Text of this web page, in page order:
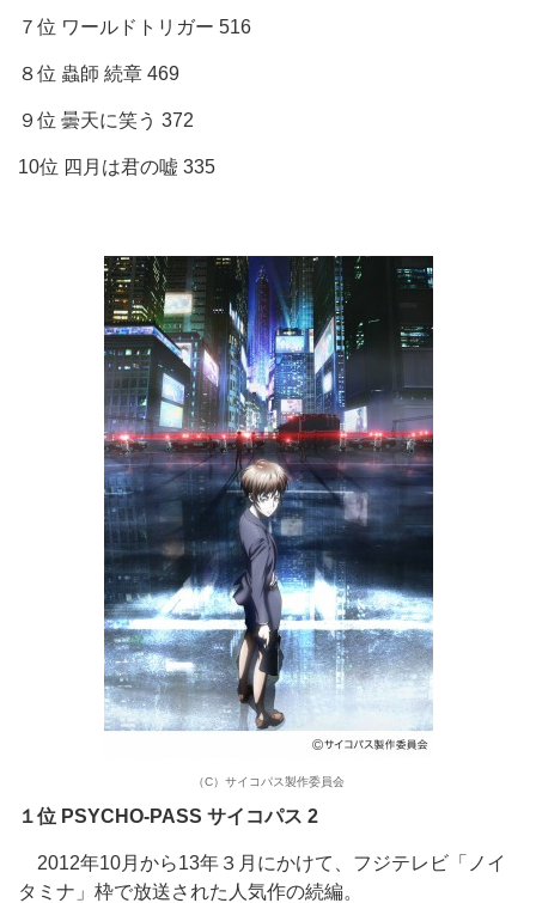
７位 ワールドトリガー 516
８位 蟲師 続章 469
９位 曇天に笑う 372
10位 四月は君の嘘 335
（C）サイコパス製作委員会
１位 PSYCHO-PASS サイコパス 2
2012年10月から13年３月にかけて、フジテレビ「ノイ
タミナ」枠で放送された人気作の続編。